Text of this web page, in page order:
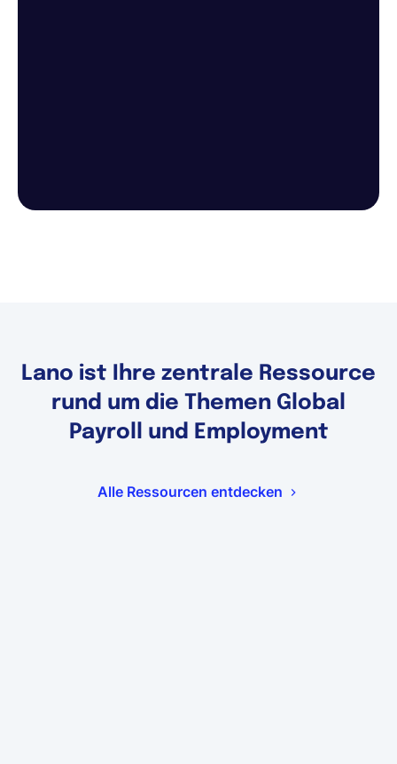
Lano ist Ihre zentrale Ressource
rund um die Themen Global
Payroll und Employment
Alle Ressourcen entdecken